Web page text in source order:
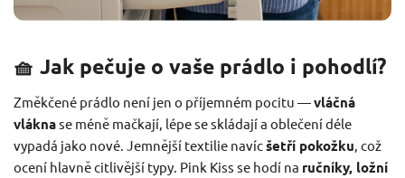
🧺 Jak pečuje o vaše prádlo i pohodlí?
Změkčené prádlo není jen o příjemném pocitu —vláčná
vláknase méně mačkají, lépe se skládají a oblečení déle
vypadá jako nové. Jemnější textilie navícšetří pokožku , což
ocení hlavně citlivější typy. Pink Kiss se hodí na ručníky, ložní